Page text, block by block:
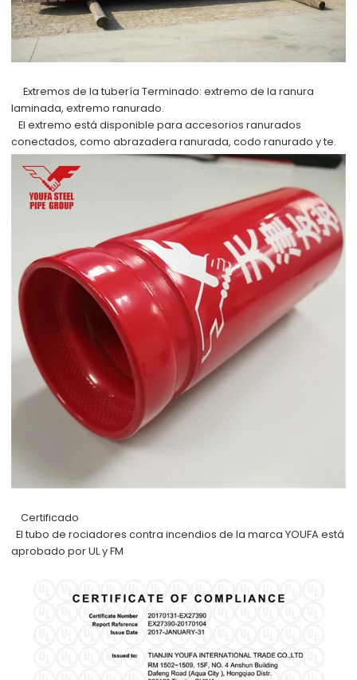
Extremos de la tubería Terminado: extremo de la ranura
laminada, extremo ranurado.
El extremo está disponible para accesorios ranurados
conectados, como abrazadera ranurada, codo ranurado y te.
Certificado
El tubo de rociadores contra incendios de la marca YOUFA está
aprobado por UL y FM